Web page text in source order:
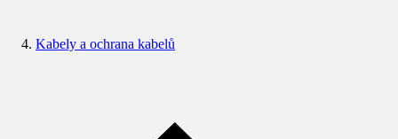
Kabely a ochrana kabelů